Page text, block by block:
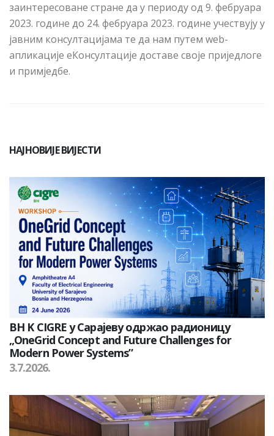
заинтересоване стране да у периоду од 9. фебруара
2023. године до 24. фебруара 2023. године учествују у
јавним консултацијама те да нам путем wеb-
апликације еКонсултације доставе своје приједлоге
и примједбе.
НАЈНОВИЈЕ ВИЈЕСТИ
BH K CIGRE у Сарајеву одржао радионицу
„OneGrid Concept and Future Challenges for
Modern Power Systems”
3.7.2026.